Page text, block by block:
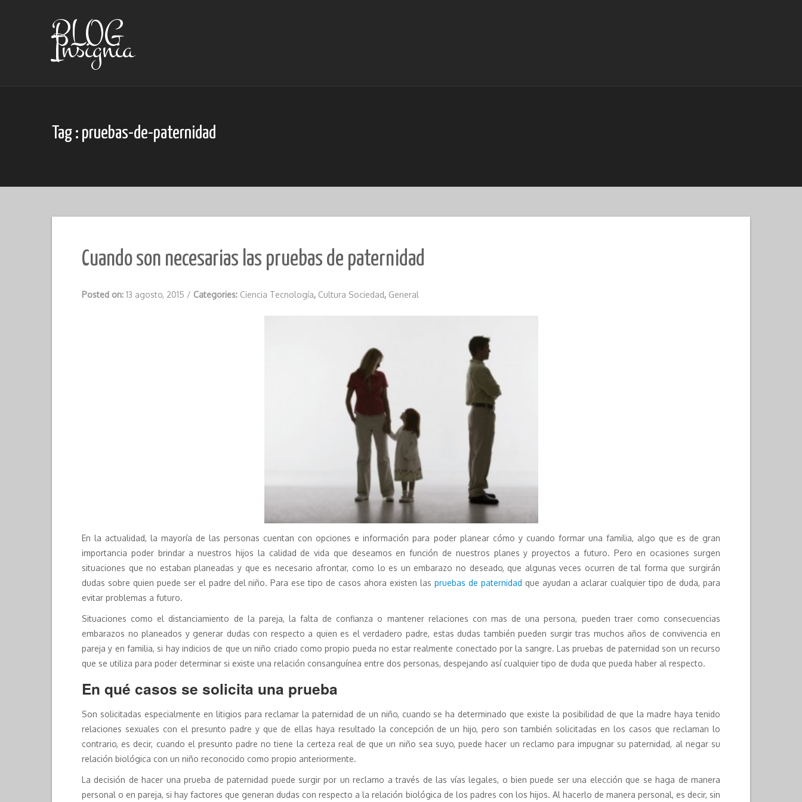
BLOG
Insignia
Tag : pruebas-de-paternidad
Cuando son necesarias las pruebas de paternidad
Posted on: 13 agosto, 2015 / Categories: Ciencia Tecnología, Cultura Sociedad, General
En la actualidad, la mayoría de las personas cuentan con opciones e información para poder planear cómo y cuando formar una familia, algo que es de gran
importancia poder brindar a nuestros hijos la calidad de vida que deseamos en función de nuestros planes y proyectos a futuro. Pero en ocasiones surgen
situaciones que no estaban planeadas y que es necesario afrontar, como lo es un embarazo no deseado, que algunas veces ocurren de tal forma que surgirán
dudas sobre quien puede ser el padre del niño. Para ese tipo de casos ahora existen las pruebas de paternidad que ayudan a aclarar cualquier tipo de duda, para
evitar problemas a futuro.
Situaciones como el distanciamiento de la pareja, la falta de confianza o mantener relaciones con mas de una persona, pueden traer como consecuencias
embarazos no planeados y generar dudas con respecto a quien es el verdadero padre, estas dudas también pueden surgir tras muchos años de convivencia en
pareja y en familia, si hay indicios de que un niño criado como propio pueda no estar realmente conectado por la sangre. Las pruebas de paternidad son un recurso
que se utiliza para poder determinar si existe una relación consanguínea entre dos personas, despejando así cualquier tipo de duda que pueda haber al respecto.
En qué casos se solicita una prueba
Son solicitadas especialmente en litigios para reclamar la paternidad de un niño, cuando se ha determinado que existe la posibilidad de que la madre haya tenido
relaciones sexuales con el presunto padre y que de ellas haya resultado la concepción de un hijo, pero son también solicitadas en los casos que reclaman lo
contrario, es decir, cuando el presunto padre no tiene la certeza real de que un niño sea suyo, puede hacer un reclamo para impugnar su paternidad, al negar su
relación biológica con un niño reconocido como propio anteriormente.
La decisión de hacer una prueba de paternidad puede surgir por un reclamo a través de las vías legales, o bien puede ser una elección que se haga de manera
personal o en pareja, si hay factores que generan dudas con respecto a la relación biológica de los padres con los hijos. Al hacerlo de manera personal, es decir, sin